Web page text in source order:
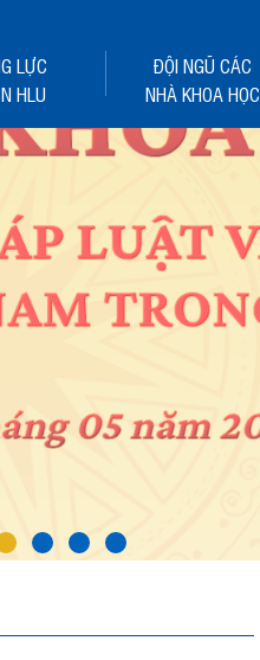
LỰC
HLU
ĐỘI NGŨ CÁC
NHÀ KHOA HỌC